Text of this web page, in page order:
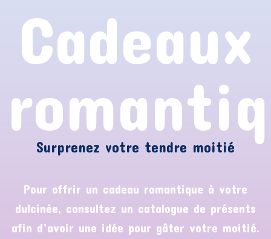
Cadeaux
Surprenez votre tendre moitié
Pour offrir un cadeau romantique à votre
dulcinée, consultez un catalogue de présents
afin d’avoir une idée pour gâter votre moitié.